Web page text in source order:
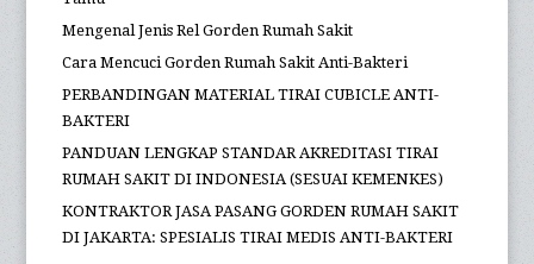
Mengenal Jenis Rel Gorden Rumah Sakit
Cara Mencuci Gorden Rumah Sakit Anti-Bakteri
PERBANDINGAN MATERIAL TIRAI CUBICLE ANTI-
BAKTERI
PANDUAN LENGKAP STANDAR AKREDITASI TIRAI
RUMAH SAKIT DI INDONESIA (SESUAI KEMENKES)
KONTRAKTOR JASA PASANG GORDEN RUMAH SAKIT
DI JAKARTA: SPESIALIS TIRAI MEDIS ANTI-BAKTERI